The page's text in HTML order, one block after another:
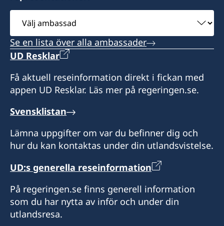
Välj
ambassad
Se en lista över alla ambassader
UD Resklar
Få aktuell reseinformation direkt i fickan med
appen UD Resklar. Läs mer på regeringen.se.
Svensklistan
Lämna uppgifter om var du befinner dig och
hur du kan kontaktas under din utlandsvistelse.
UD:s generella reseinformation
På regeringen.se finns generell information
som du har nytta av inför och under din
utlandsresa.